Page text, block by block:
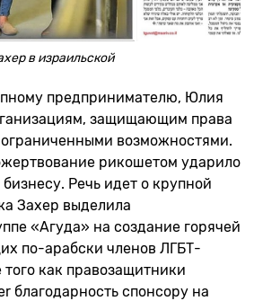
в израильской
предпринимателю, Юлия
защищающим права
возможностями.
рикошетом ударило
Речь идет о крупной
Захер выделила
«Агуда» на создание горячей
по-арабски членов ЛГБТ-
как правозащитники
благодарность спонсору на